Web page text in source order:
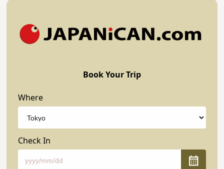
Book Your Trip
Where
Check In